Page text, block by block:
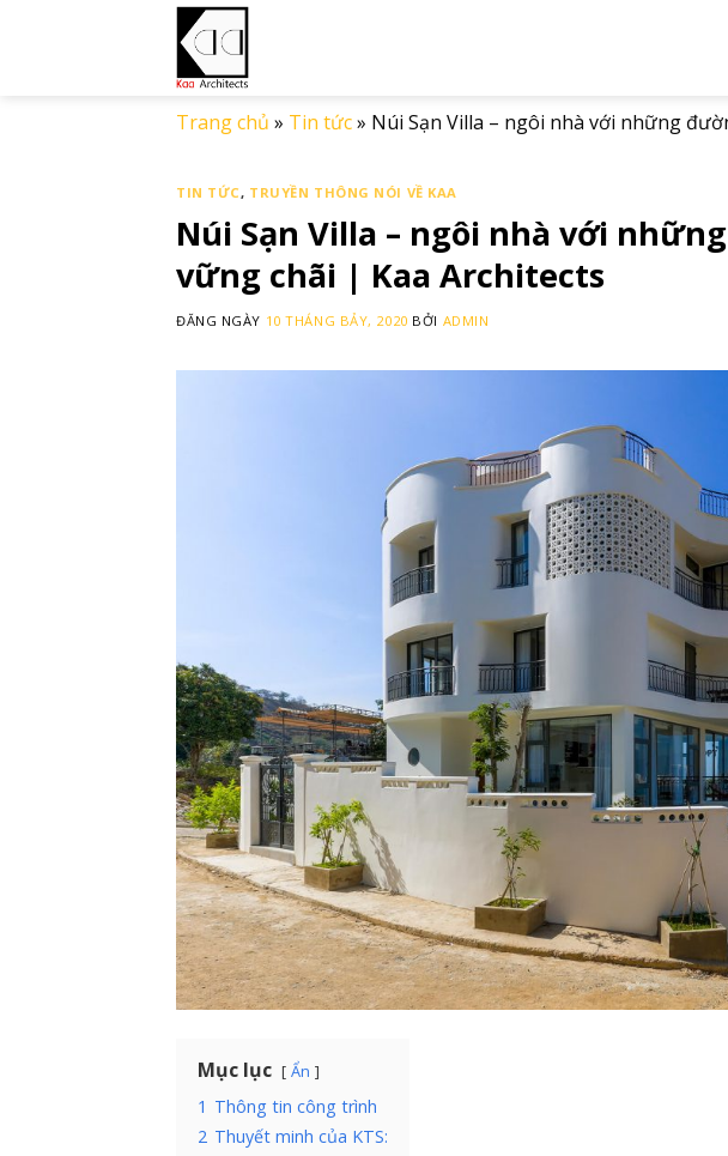
Trang chủ » Tin tức» Núi Sạn Villa – ngôi nhà với những
TIN TỨC, TRUYỀN THÔNG NÓI VỀ KAA
Núi Sạn Villa – ngôi nhà với
vững chãi | Kaa Architects
ĐĂNG NGÀY 10 THÁNG BẢY, 2020 BỞI ADMIN
Mục lục Ẩn
1 Thông tin công trình
2 Thuyết minh của KTS: